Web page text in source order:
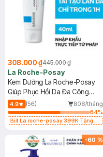
308.000 ₫445.000 ₫
La Roche-Posay
Kem Dưỡng La Roche-Posay
Giúp Phục Hồi Da Đa Công
Dụng 40ml
4.9 (56)
808/tháng
64%
Bill La roche-posay 399K Tặng
(SL có hạn)
-60 %